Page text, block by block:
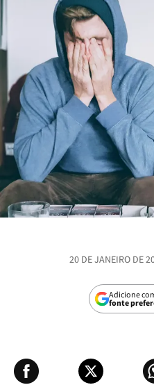
20 DE JANEIRO DE
Adicione
fonte